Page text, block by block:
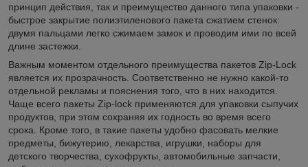
принцип действия, так и преимущество данного типа упаковки -
быстрое закрытие полиэтиленового пакета сжатием стенок:
двумя пальцами легко сжимаем замок и проводим ими по всей
длине застежки.
Важным моментом отдельного преимущества пакетов Zip-Lock
является их прозрачность. Соответственно не нужно какой-то
отдельной рекламы и пояснения того, что в них находится.
Чаще всего пакеты Zip-lock применяются для упаковки сыпучих
продуктов, при этом сохраняя их годность во время всего
срока. Кроме того, в такие пакеты удобно фасовать мелкие
предметы, бижутерию, лекарства, игрушки, наборы для
детского творчества, сухофрукты, автомобильные запчасти,